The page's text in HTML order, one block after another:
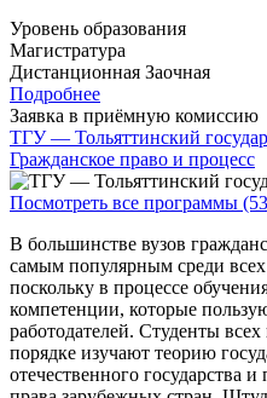
Уровень образования
Магистратура
Дистанционная Заочная
Подробнее
Заявка в приёмную комиссию
ТГУ — Тольяттинский
Гражданское право и процесс
Посмотреть все программы
В большинстве вузов
самым популярным среди
поскольку в процессе
компетенции, которые
работодателей. Студенты
порядке изучают теорию
отечественного государства